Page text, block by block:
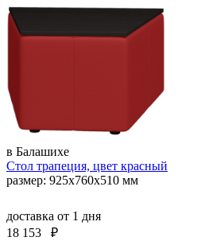
в Балашихе
Стол трапеция, цвет красный
размер: 925х760х510 мм
доставка от 1 дня
18 153
₽